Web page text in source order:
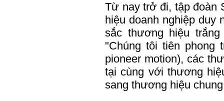
Từ nay trở đi, tập đoàn
hiệu doanh nghiệp duy
sắc thương hiệu
"Chúng tôi tiên phong
pioneer motion), các
tại cùng với thương
sang thương hiệu